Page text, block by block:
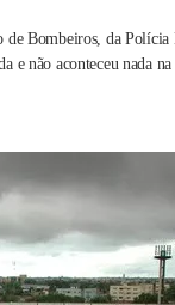
de Bombeiros, da
e não aconteceu nada